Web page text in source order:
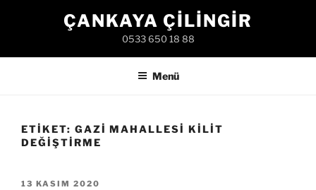
ÇANKAYA ÇILINGIR
0533 650 18 88
Menü
ETIKET: GAZI MAHALLESI KILIT
DEĞIŞTIRME
YAYIM
13 KASIM 2020